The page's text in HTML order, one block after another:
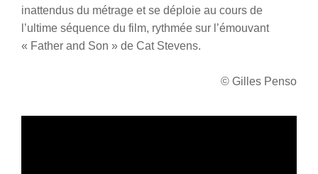
inattendus du métrage et se déploie au cours de
l’ultime séquence du film, rythmée sur l’émouvant
« Father and Son » de Cat Stevens.
© Gilles Penso